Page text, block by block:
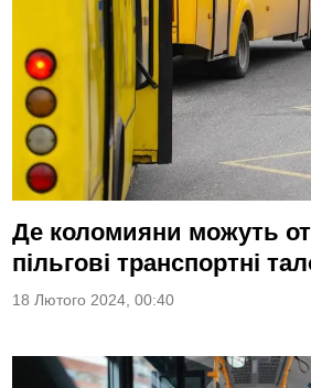
Де коломияни можуть
пільгові транспортні
18 Лютого 2024, 00:40